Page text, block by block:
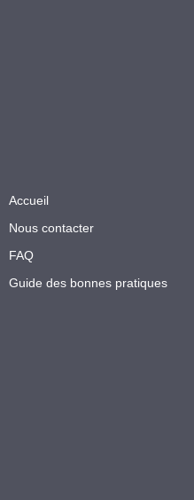
Accueil
Nous contacter
FAQ
Guide des bonnes pratiques